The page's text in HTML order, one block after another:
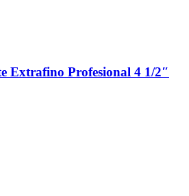
Extrafino Profesional 4 1/2″